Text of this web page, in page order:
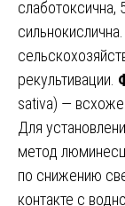
рекультивации.
sativa) —
Для
метод
по снижению
контакте с